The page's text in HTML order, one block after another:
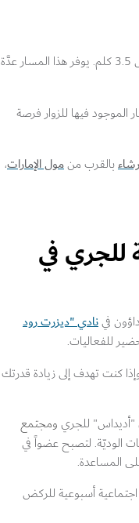
بطول 3.5 كلم. يوفر هذا المسار عدَّة
الموجود فيها للزوار فرصة
بالقرب منمول الإمارات،
للجري في
فينادي "ديزرت رود
للفعاليات.
كنت تهدف إلى زيادة قدرتك
"أديداس" للجري ومجتمع
الوديّة. لتصبح عضواً في
المساعدة.
بسرعة لتنظّم فعاليات اجتماعية أسبوعية للركض